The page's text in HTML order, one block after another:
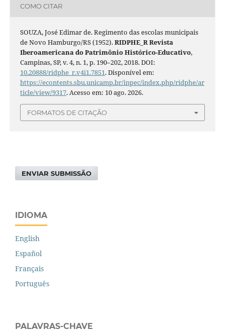
COMO CITAR
SOUZA, José Edimar de. Regimento das escolas municipais
de Novo Hamburgo/RS (1952).RIDPHE_R Revista
Iberoamericana do Patrimônio Histórico-Educativo,
Campinas, SP, v. 4, n. 1, p. 190–202, 2018. DOI:
10.20888/ridphe_r.v4i1.7851. Disponível em:
https://econtents.sbu.unicamp.br/inpec/index.php/ridphe/ar
ticle/view/9317. Acesso em: 10 ago. 2026.
FORMATOS DE CITAÇÃO
ENVIAR SUBMISSÃO
IDIOMA
English
Español
Français
Português
PALAVRAS-CHAVE